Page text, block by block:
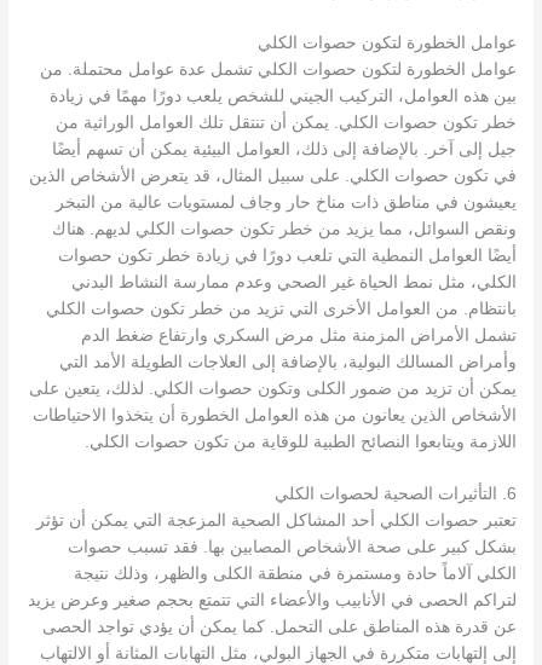
عوامل الخطورة لتكون حصوات الكلي
عوامل الخطورة لتكون حصوات الكلي تشمل عدة عوامل محتملة. من
بين هذه العوامل، التركيب الجيني للشخص يلعب دورًا مهمًا في زيادة
خطر تكون حصوات الكلي. يمكن أن تنتقل تلك العوامل الوراثية من
جيل إلى آخر. بالإضافة إلى ذلك، العوامل البيئية يمكن أن تسهم أيضًا
في تكون حصوات الكلي. على سبيل المثال، قد يتعرض الأشخاص الذين
يعيشون في مناطق ذات مناخ حار وجاف لمستويات عالية من التبخر
ونقص السوائل، مما يزيد من خطر تكون حصوات الكلي لديهم. هناك
أيضًا العوامل النمطية التي تلعب دورًا في زيادة خطر تكون حصوات
الكلي، مثل نمط الحياة غير الصحي وعدم ممارسة النشاط البدني
بانتظام. من العوامل الأخرى التي تزيد من خطر تكون حصوات الكلي
تشمل الأمراض المزمنة مثل مرض السكري وارتفاع ضغط الدم
وأمراض المسالك البولية، بالإضافة إلى العلاجات الطويلة الأمد التي
يمكن أن تزيد من ضمور الكلى وتكون حصوات الكلي. لذلك، يتعين على
الأشخاص الذين يعانون من هذه العوامل الخطورة أن يتخذوا الاحتياطات
اللازمة ويتابعوا النصائح الطبية للوقاية من تكون حصوات الكلي.
6. التأثيرات الصحية لحصوات الكلي
تعتبر حصوات الكلي أحد المشاكل الصحية المزعجة التي يمكن أن تؤثر
بشكل كبير على صحة الأشخاص المصابين بها. فقد تسبب حصوات
الكلي آلاماً حادة ومستمرة في منطقة الكلى والظهر، وذلك نتيجة
لتراكم الحصى في الأنابيب والأعضاء التي تتمتع بحجم صغير وعرض يزيد
عن قدرة هذه المناطق على التحمل. كما يمكن أن يؤدي تواجد الحصى
إلى إلتهابات متكررة في الجهاز البولي، مثل التهابات المثانة أو الالتهاب